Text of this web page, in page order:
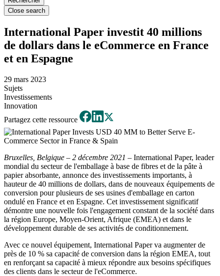
Close search
International Paper investit 40 millions
de dollars dans le eCommerce en France
et en Espagne
29 mars 2023
Sujets
Investissements
Innovation
Partagez cette ressource
Bruxelles, Belgique – 2 décembre 2021 – International Paper, leader
mondial du secteur de l'emballage à base de fibres et de la pâte à
papier absorbante, annonce des investissements importants, à
hauteur de 40 millions de dollars, dans de nouveaux équipements de
conversion pour plusieurs de ses usines d'emballage en carton
ondulé en France et en Espagne. Cet investissement significatif
démontre une nouvelle fois l'engagement constant de la société dans
la région Europe, Moyen-Orient, Afrique (EMEA) et dans le
développement durable de ses activités de conditionnement.
Avec ce nouvel équipement, International Paper va augmenter de
près de 10 % sa capacité de conversion dans la région EMEA, tout
en renforçant sa capacité à mieux répondre aux besoins spécifiques
des clients dans le secteur de l'eCommerce.